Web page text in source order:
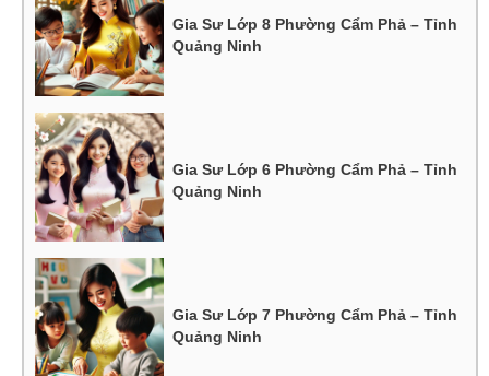
Gia Sư Lớp 8 Phường Cẩm Phả – Tỉnh
Quảng Ninh
Gia Sư Lớp 6 Phường Cẩm Phả – Tỉnh
Quảng Ninh
Gia Sư Lớp 7 Phường Cẩm Phả – Tỉnh
Quảng Ninh